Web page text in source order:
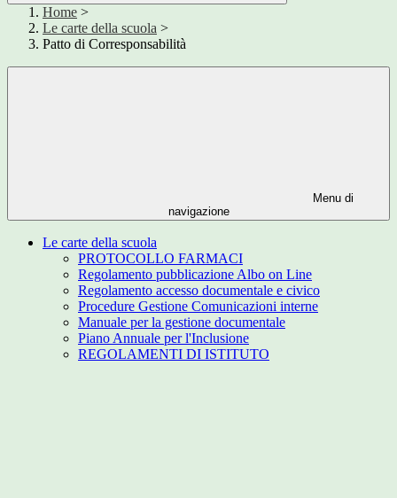
Home >
Le carte della scuola >
Patto di Corresponsabilità
Menu di
navigazione
Le carte della scuola
PROTOCOLLO FARMACI
Regolamento pubblicazione Albo on Line
Regolamento accesso documentale e civico
Procedure Gestione Comunicazioni interne
Manuale per la gestione documentale
Piano Annuale per l'Inclusione
REGOLAMENTI DI ISTITUTO